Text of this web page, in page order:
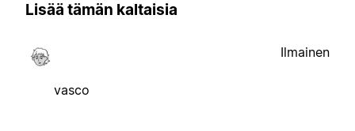
Lisää tämän kaltaisia
vasco
Ilmainen